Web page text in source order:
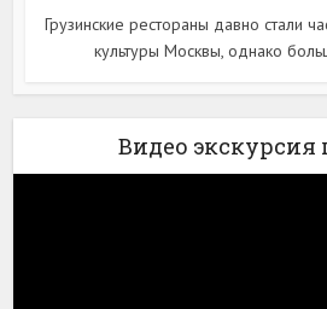
Грузинские рестораны давно стали
культуры Москвы, однако
Видео экскурсия